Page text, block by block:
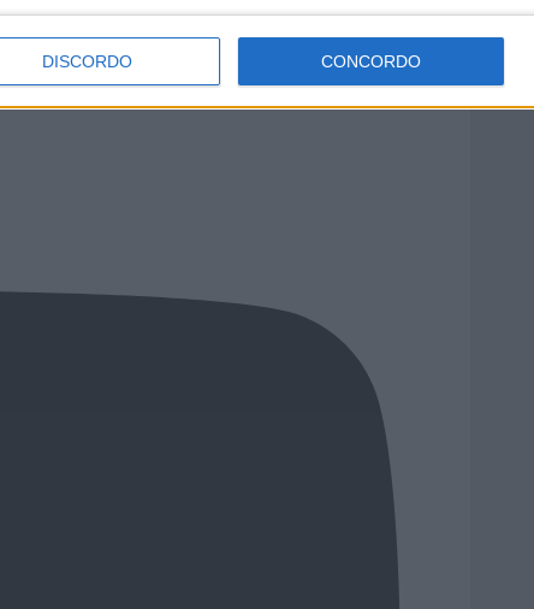
DISCORDO CONCORDO
Arqueologia